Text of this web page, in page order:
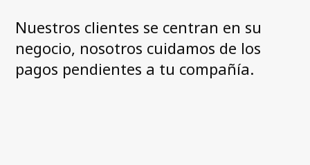
SwedenSobre nosotros
Qué hacemos
Equipo de Dirección
Nuestros clientes se centran en su
negocio, nosotros cuidamos de los
pagos pendientes a tu compañía.